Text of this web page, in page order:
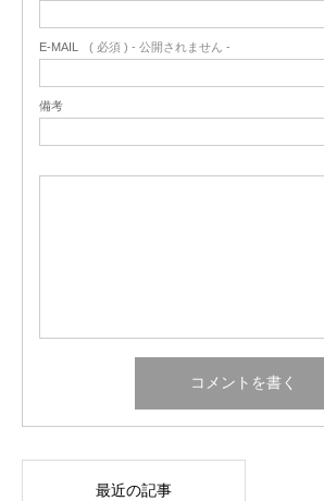
E-MAIL ( 必須 ) - 公開されません -
備考
最近の記事